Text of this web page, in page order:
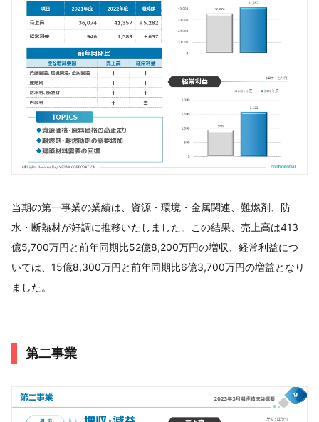
当期の第一事業の業績は、資源・環境・金属関連、難燃剤、防
水・断熱材が好調に推移いたしました。この結果、売上高は413
億5,700万円と前年同期比52億8,200万円の増収、経常利益につ
いては、15億8,300万円と前年同期比6億3,700万円の増益となり
ました。
第二事業